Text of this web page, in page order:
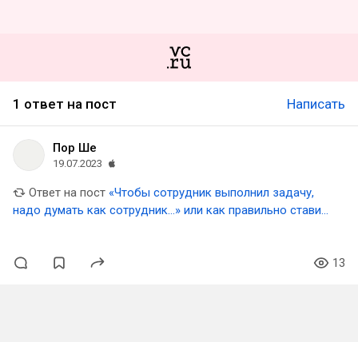
1 ответ на пост Написать
Пор Ше
19.07.2023
Ответ на пост «Чтобы сотрудник выполнил задачу,
надо думать как сотрудник...» или как правильно ставить
13